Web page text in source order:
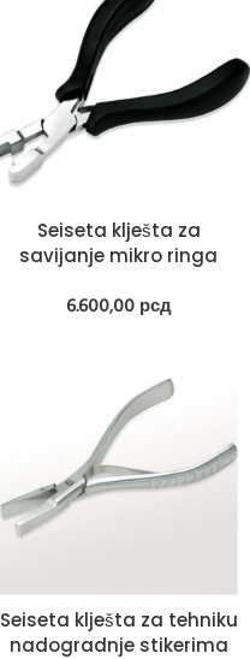
Seiseta klješta za
savijanje mikro ringa
6.600,00 рсд
Seiseta klješta za tehniku
nadogradnje stikerima